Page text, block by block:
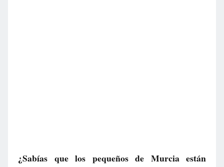
¿Sabías que los pequeños de Murcia están